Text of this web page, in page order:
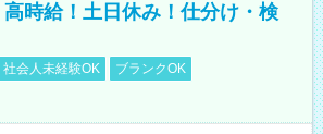
時給！土日休み！仕分け・検
社会人未経験OK
ブランクOK